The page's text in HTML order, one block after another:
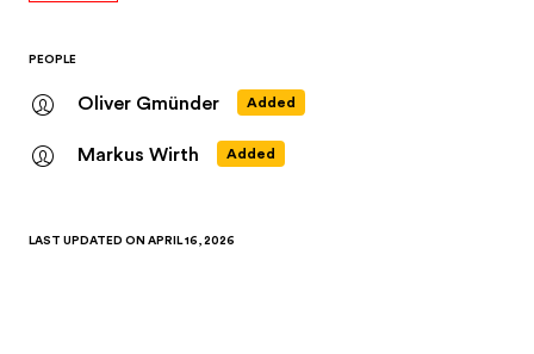
PEOPLE
Oliver Gmünder Added
Markus Wirth Added
LAST UPDATED ON APRIL 16, 2026